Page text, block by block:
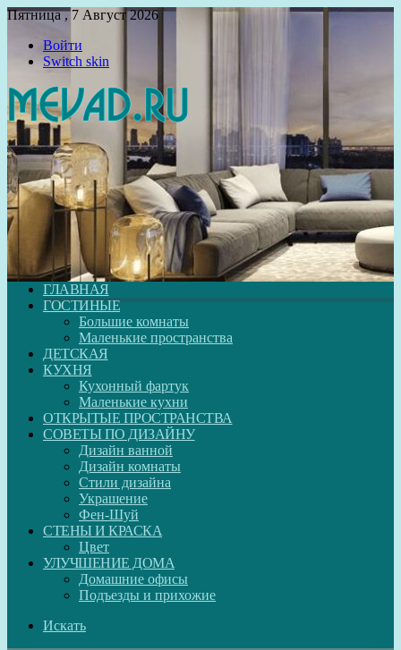
Пятница , 7 Август 2026
Войти
Switch skin
ГЛАВНАЯ
ГОСТИНЫЕ
Большие комнаты
Маленькие пространства
ДЕТСКАЯ
КУХНЯ
Кухонный фартук
Маленькие кухни
ОТКРЫТЫЕ ПРОСТРАНСТВА
СОВЕТЫ ПО ДИЗАЙНУ
Дизайн ванной
Дизайн комнаты
Стили дизайна
Украшение
Фен-Шуй
СТЕНЫ И КРАСКА
Цвет
УЛУЧШЕНИЕ ДОМА
Домашние офисы
Подъезды и прихожие
Искать